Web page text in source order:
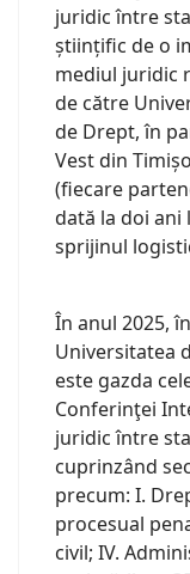
juridic între
științific de o
mediul juridic
de către
de Drept, în
Vest din
(fiecare
dată la doi ani
sprijinul
În anul 2025,
Universitatea
este gazda
Conferinţei
juridic între
cuprinzând
precum: I.
procesual
civil; IV.